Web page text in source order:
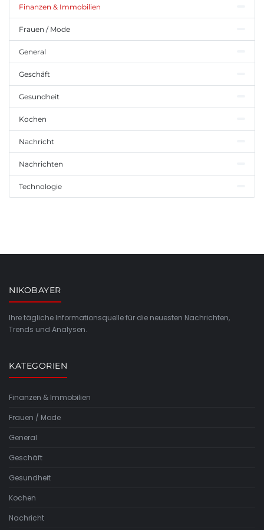
Finanzen & Immobilien
Frauen / Mode
General
Geschäft
Gesundheit
Kochen
Nachricht
Nachrichten
Technologie
NIKOBAYER
Ihre tägliche Informationsquelle für die neuesten Nachrichten,
Trends und Analysen.
KATEGORIEN
Finanzen & Immobilien
Frauen / Mode
General
Geschäft
Gesundheit
Kochen
Nachricht